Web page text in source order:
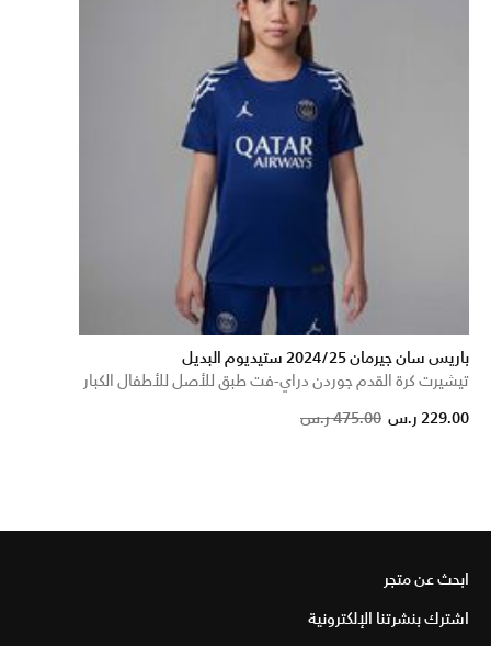
باريس سان جيرمان 2024/25 ستيديوم البديل
تيشيرت كرة القدم جوردن دراي-فت طبق للأصل للأطفال الكبار
475.00 ر.س
229.00 ر.س
ابحث عن متجر
اشترك بنشرتنا الإلكترونية